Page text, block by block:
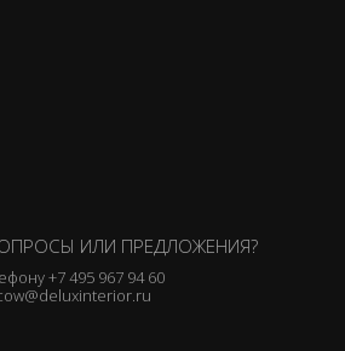
ИЛИ ПРЕДЛОЖЕНИЯ?
+7 495 967 94 60